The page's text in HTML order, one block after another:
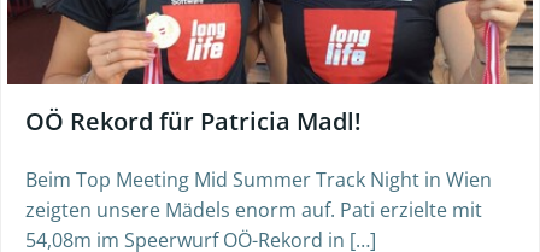
OÖ Rekord für Patricia Madl!
Beim Top Meeting Mid Summer Track Night in Wien
zeigten unsere Mädels enorm auf. Pati erzielte mit
54,08m im Speerwurf OÖ-Rekord in […]